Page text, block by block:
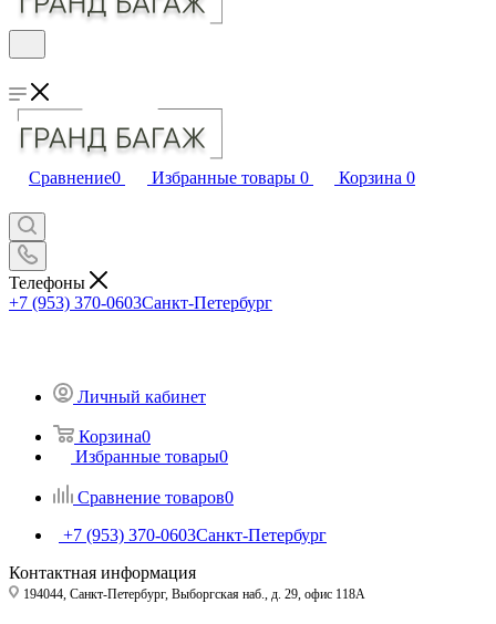
Сравнение0 Избранные товары 0 Корзина 0
Телефоны
+7 (953) 370-0603Санкт-Петербург
Личный кабинет
Корзина0
Избранные товары0
Сравнение товаров0
+7 (953) 370-0603Санкт-Петербург
Контактная информация
194044, Санкт-Петербург, Выборгская наб., д. 29, офис 118А